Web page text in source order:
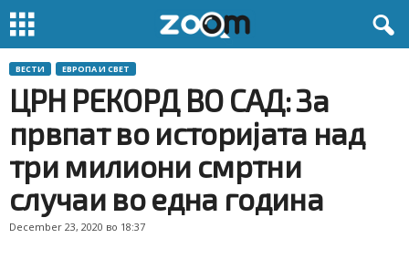
ВЕСТИ ЕВРОПА И СВЕТ
ЦРН РЕКОРД ВО САД: За
првпат во историјата над
три милиони смртни
случаи во една година
December 23, 2020 во 18:37